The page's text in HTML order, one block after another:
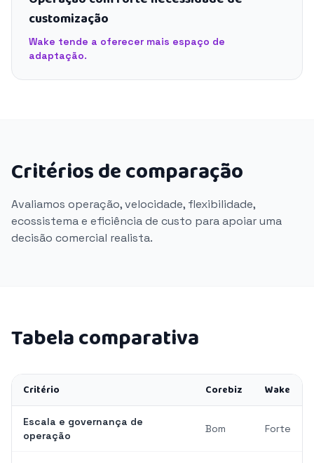
customização
Wake tende a oferecer mais espaço de
adaptação.
Critérios de comparação
Avaliamos operação, velocidade, flexibilidade,
ecossistema e eficiência de custo para apoiar uma
decisão comercial realista.
Tabela comparativa
Critério Corebiz Wake
Escala e governança de
operação
Bom Forte